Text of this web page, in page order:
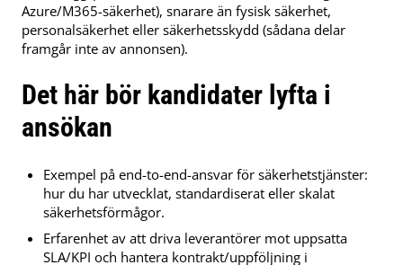
Azure/M365-säkerhet), snarare än fysisk säkerhet,
personalsäkerhet eller säkerhetsskydd (sådana delar
framgår inte av annonsen).
Det här bör kandidater lyfta i
ansökan
Exempel på end-to-end-ansvar för säkerhetstjänster:
hur du har utvecklat, standardiserat eller skalat
säkerhetsförmågor.
Erfarenhet av att driva leverantörer mot uppsatta
SLA/KPI och hantera kontrakt/uppföljning i